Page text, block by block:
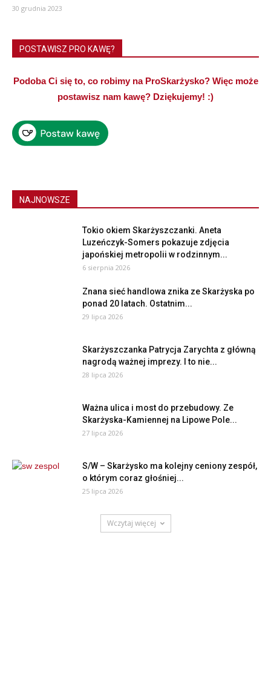
30 grudnia 2023
POSTAWISZ PRO KAWĘ?
Podoba Ci się to, co robimy na ProSkarżysko? Więc może
postawisz nam kawę? Dziękujemy! :)
NAJNOWSZE
Tokio okiem Skarżyszczanki. Aneta
Luzeńczyk-Somers pokazuje zdjęcia
japońskiej metropolii w rodzinnym...
6 sierpnia 2026
Znana sieć handlowa znika ze Skarżyska po
ponad 20 latach. Ostatnim...
29 lipca 2026
Skarżyszczanka Patrycja Zarychta z główną
nagrodą ważnej imprezy. I to nie...
28 lipca 2026
Ważna ulica i most do przebudowy. Ze
Skarżyska-Kamiennej na Lipowe Pole...
27 lipca 2026
S/W – Skarżysko ma kolejny ceniony zespół,
o którym coraz głośniej...
25 lipca 2026
Wczytaj więcej